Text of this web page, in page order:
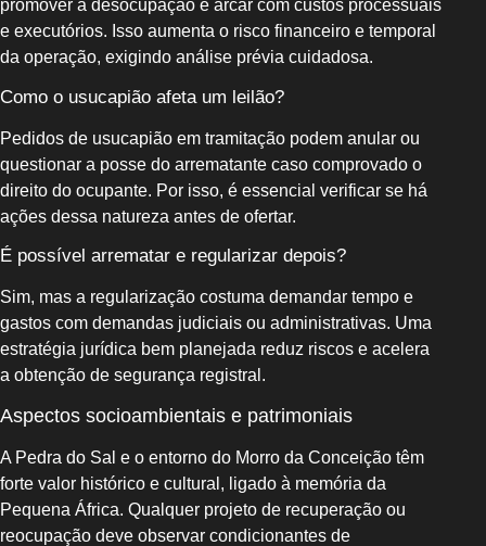
promover a desocupação e arcar com custos processuais
e executórios. Isso aumenta o risco financeiro e temporal
da operação, exigindo análise prévia cuidadosa.
Como o usucapião afeta um leilão?
Pedidos de usucapião em tramitação podem anular ou
questionar a posse do arrematante caso comprovado o
direito do ocupante. Por isso, é essencial verificar se há
ações dessa natureza antes de ofertar.
É possível arrematar e regularizar depois?
Sim, mas a regularização costuma demandar tempo e
gastos com demandas judiciais ou administrativas. Uma
estratégia jurídica bem planejada reduz riscos e acelera
a obtenção de segurança registral.
Aspectos socioambientais e patrimoniais
A Pedra do Sal e o entorno do Morro da Conceição têm
forte valor histórico e cultural, ligado à memória da
Pequena África. Qualquer projeto de recuperação ou
reocupação deve observar condicionantes de